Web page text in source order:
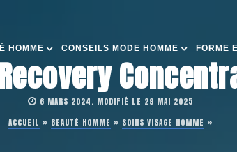
HOMME CONSEILS MODE HOMME FORME
6 MARS 2024, MODIFIÉ LE 29 MAI 2025
ACCUEIL » BEAUTÉ HOMME » SOINS VISAGE HOMME »